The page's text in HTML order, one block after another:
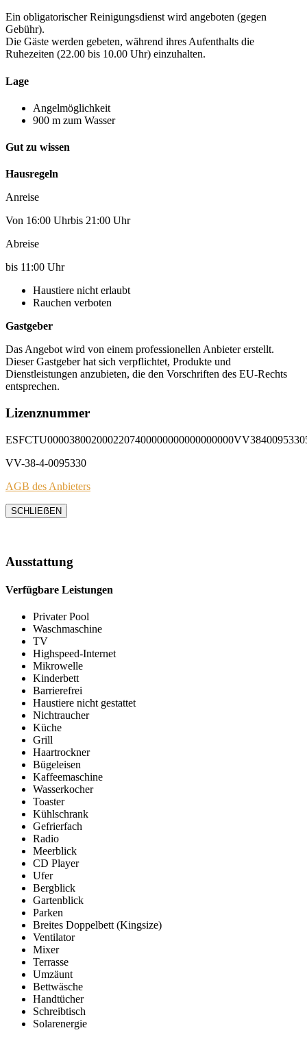
Ein obligatorischer Reinigungsdienst wird angeboten (gegen
Gebühr).
Die Gäste werden gebeten, während ihres Aufenthalts die
Ruhezeiten (22.00 bis 10.00 Uhr) einzuhalten.
Lage
Angelmöglichkeit
900 m zum Wasser
Gut zu wissen
Hausregeln
Anreise
Von 16:00 Uhrbis 21:00 Uhr
Abreise
bis 11:00 Uhr
Haustiere nicht erlaubt
Rauchen verboten
Gastgeber
Das Angebot wird von einem professionellen Anbieter erstellt.
Dieser Gastgeber hat sich verpflichtet, Produkte und
Dienstleistungen anzubieten, die den Vorschriften des EU-Rechts
entsprechen.
Lizenznummer
VV-38-4-0095330
AGB des Anbieters
SCHLIEẞEN
Ausstattung
Verfügbare Leistungen
Privater Pool
Waschmaschine
TV
Highspeed-Internet
Mikrowelle
Kinderbett
Barrierefrei
Haustiere nicht gestattet
Nichtraucher
Küche
Grill
Haartrockner
Bügeleisen
Kaffeemaschine
Wasserkocher
Toaster
Kühlschrank
Gefrierfach
Radio
Meerblick
CD Player
Ufer
Bergblick
Gartenblick
Parken
Breites Doppelbett (Kingsize)
Ventilator
Mixer
Terrasse
Umzäunt
Bettwäsche
Handtücher
Schreibtisch
Solarenergie